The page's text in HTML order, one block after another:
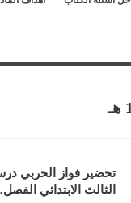
تحضير فواز الحربي
الثالث الابتدائي